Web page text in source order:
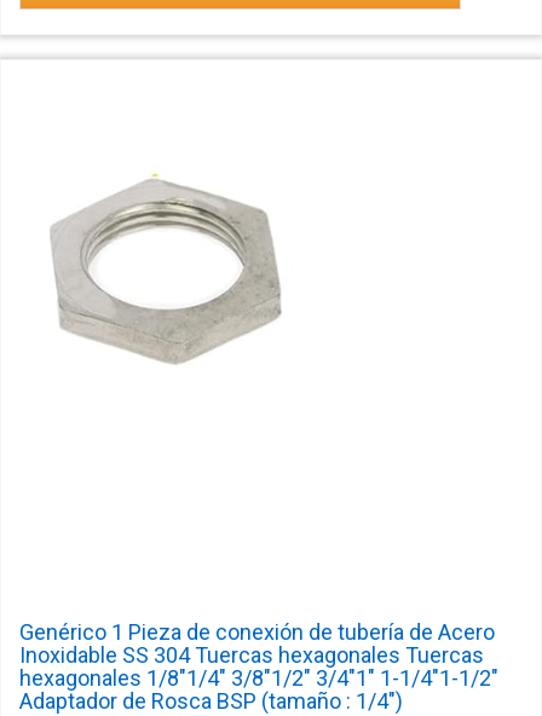
Genérico 1 Pieza de conexión de tubería de Acero
Inoxidable SS 304 Tuercas hexagonales Tuercas
hexagonales 1/8"1/4" 3/8"1/2" 3/4"1" 1-1/4"1-1/2"
Adaptador de Rosca BSP (tamaño : 1/4")